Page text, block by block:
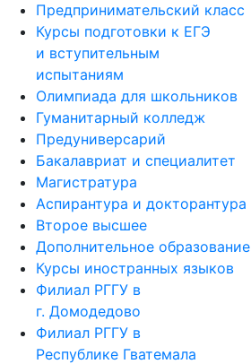
Предпринимательский класс
Курсы подготовки к ЕГЭ
и вступительным
испытаниям
Олимпиада для школьников
Гуманитарный колледж
Предуниверсарий
Бакалавриат и специалитет
Магистратура
Аспирантура и докторантура
Второе высшее
Дополнительное образование
Курсы иностранных языков
Филиал РГГУ в
г. Домодедово
Филиал РГГУ в
Республике Гватемала